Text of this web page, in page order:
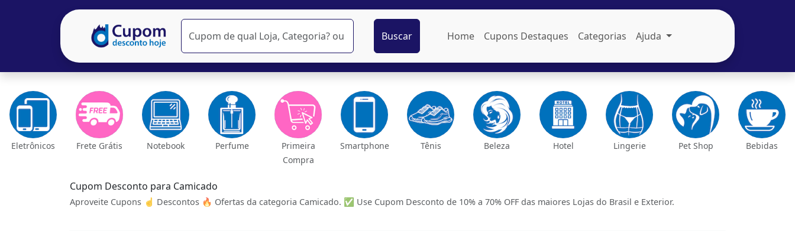
Buscar Home Cupons Destaques Categorias Ajuda
Eletrônicos Frete Grátis Notebook Perfume
Primeira
Compra
Smartphone Tênis Beleza Hotel Lingerie Pet Shop Bebidas
Cupom Desconto para Camicado
Aproveite Cupons ☝ Descontos 🔥 Ofertas da categoria Camicado. ✅ Use Cupom Desconto de 10% a 70% OFF das maiores Lojas do Brasil e Exterior.